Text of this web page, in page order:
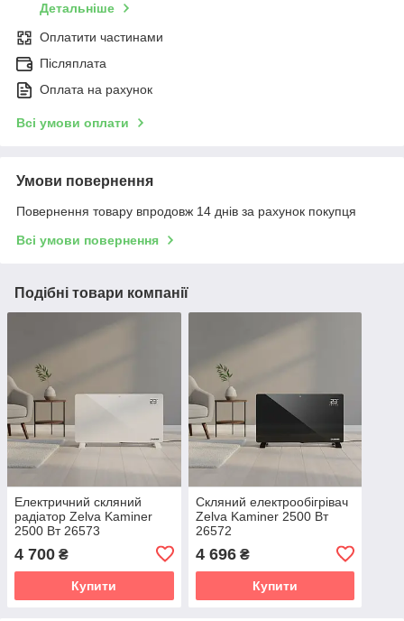
Детальніше
Оплатити частинами
Післяплата
Оплата на рахунок
Всі умови оплати
Умови повернення
Повернення товару впродовж 14 днів за рахунок покупця
Всі умови повернення
Подібні товари компанії
Електричний скляний
радіатор Zelva Kaminer
2500 Вт 26573
4 700 ₴
Купити
Скляний електрообігрівач
Zelva Kaminer 2500 Вт
26572
4 696₴
Купити